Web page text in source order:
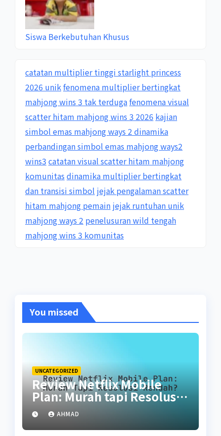
Siswa Berkebutuhan Khusus
catatan multiplier tinggi starlight princess
2026 unikfenomena multiplier bertingkat
mahjong wins 3 tak terdugafenomena visual
scatter hitam mahjong wins 3 2026 kajian
simbol emas mahjong ways 2 dinamika
perbandingan simbol emas mahjong ways2
wins3 catatan visual scatter hitam mahjong
komunitas dinamika multiplier bertingkat
dan transisi simbol jejak pengalaman scatter
hitam mahjong pemain jejak runtuhan unik
mahjong ways 2 penelusuran wild tengah
mahjong wins 3 komunitas
You missed
UNCATEGORIZED
Review Netflix Mobile
Plan: Murah tapi Resolusi
Rendah?
AHMAD